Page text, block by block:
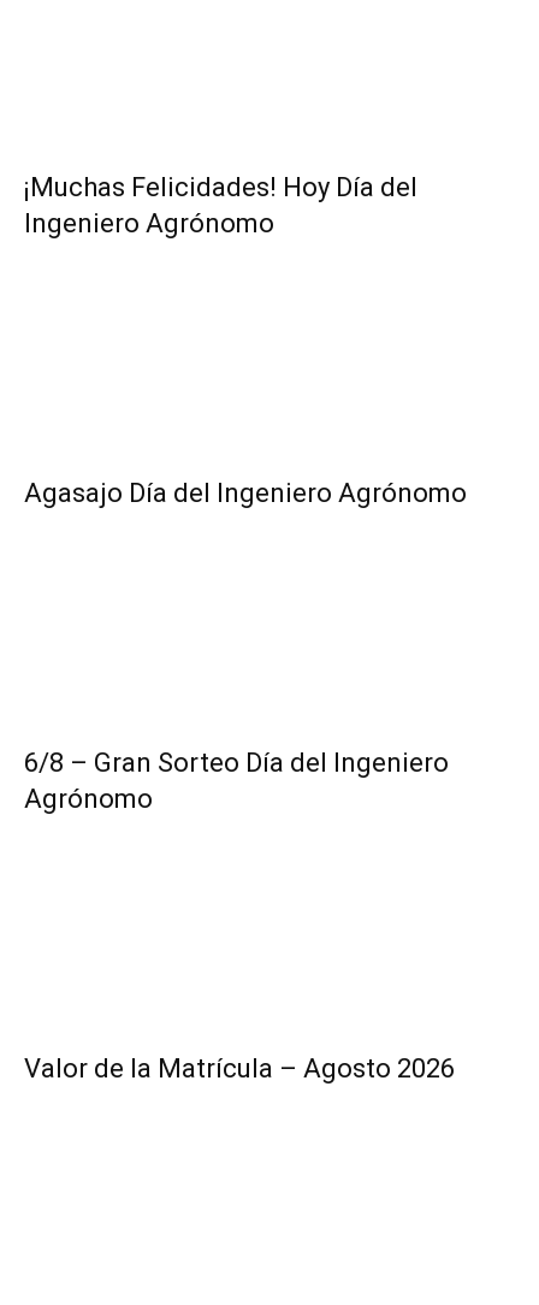
¡Muchas Felicidades! Hoy Día del
Ingeniero Agrónomo
Agasajo Día del Ingeniero Agrónomo
6/8 – Gran Sorteo Día del Ingeniero
Agrónomo
Valor de la Matrícula – Agosto 2026